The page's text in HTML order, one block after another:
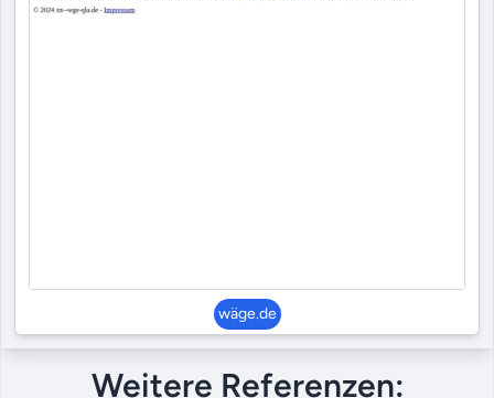
wäge.de
Weitere Referenzen: